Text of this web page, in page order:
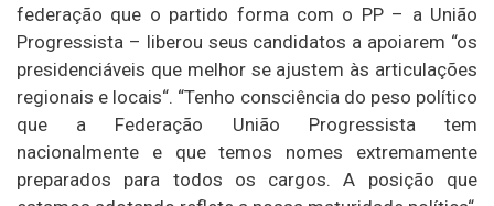
federação que o partido forma com o PP – a União
Progressista – liberou seus candidatos a apoiarem “os
presidenciáveis que melhor se ajustem às articulações
regionais e locais“. “Tenho consciência do peso político
que a Federação União Progressista tem
nacionalmente e que temos nomes extremamente
preparados para todos os cargos. A posição que